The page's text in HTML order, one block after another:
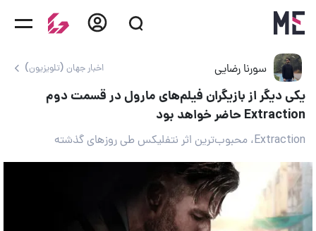
سورنا رضایی اخبار جهان (تلویزیون)
یکی دیگر از بازیگران فیلم‌های مارول در قسمت دوم
Extraction حاضر خواهد بود
Extraction، محبوب‌ترین اثر نتفلیکس طی روزهای گذشته